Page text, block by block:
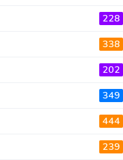
228
338
202
349
444
239